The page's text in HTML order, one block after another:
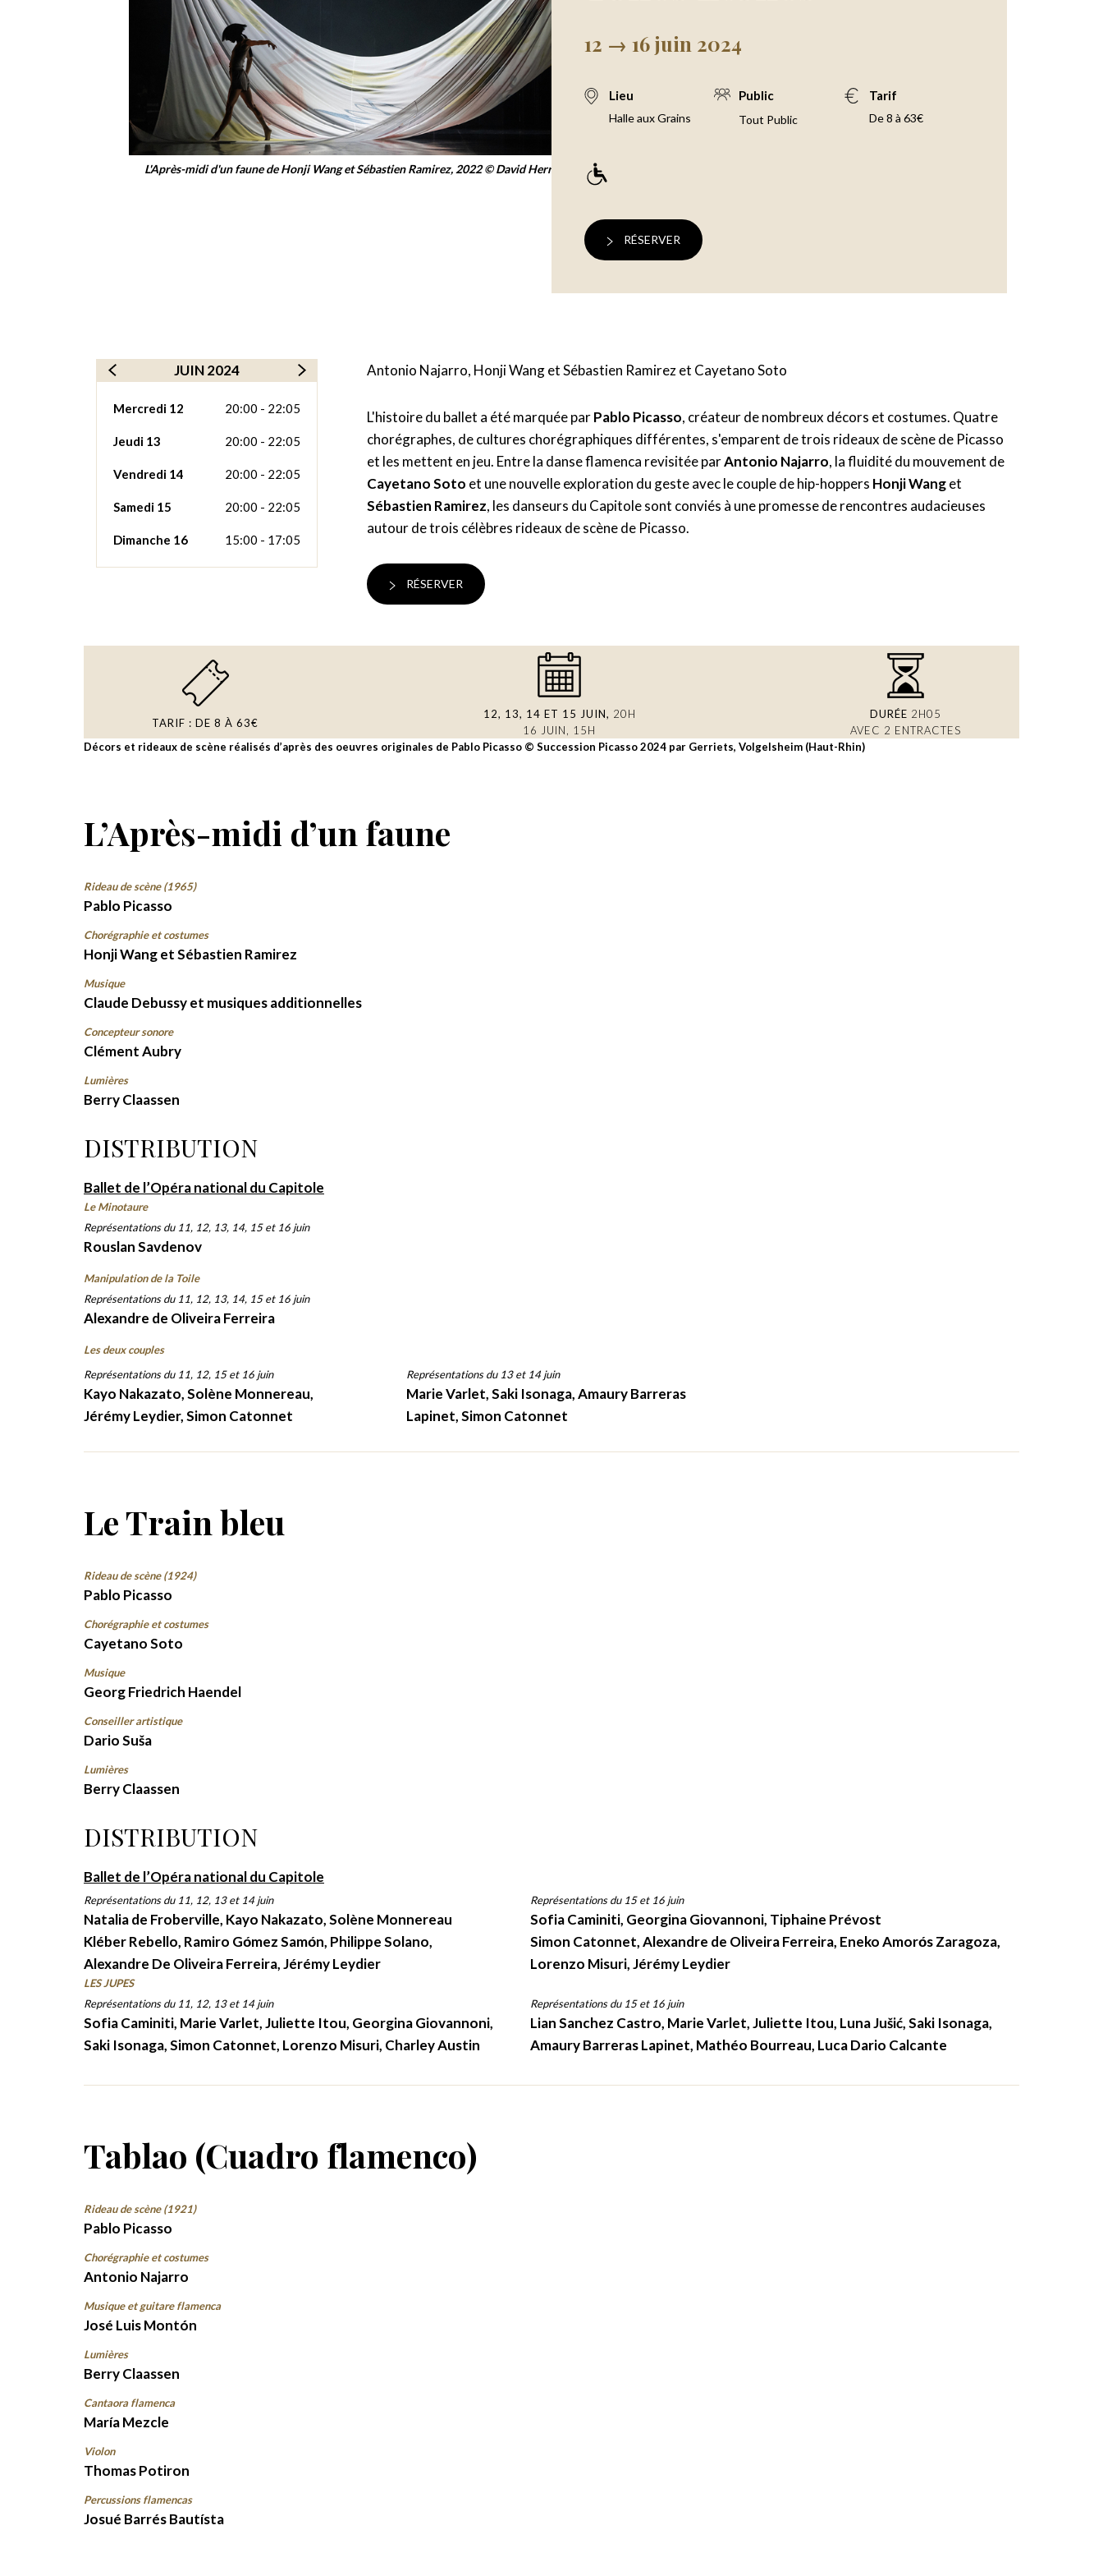
L'Après-midi d'un faune de Honji Wang et Sébastien Ramirez, 2022 © David Herrero
12 → 16 juin 2024
Lieu
Halle aux Grains
Public
Tout Public
Tarif
De 8 à 63€
RÉSERVER
JUIN 2024
Mercredi 12 20:00 - 22:05
Jeudi 13 20:00 - 22:05
Vendredi 14 20:00 - 22:05
Samedi 15 20:00 - 22:05
Dimanche 16 15:00 - 17:05
Antonio Najarro, Honji Wang et Sébastien Ramirez et Cayetano Soto
L'histoire du ballet a été marquée parPablo Picasso, créateur de nombreux décors et costumes. Quatre
chorégraphes, de cultures chorégraphiques différentes, s'emparent de trois rideaux de scène de Picasso
et les mettent en jeu. Entre la danse flamenca revisitée parAntonio Najarro, la fluidité du mouvement de
Cayetano Soto et une nouvelle exploration du geste avec le couple de hip-hoppers Honji Wanget
Sébastien Ramirez, les danseurs du Capitole sont conviés à une promesse de rencontres audacieuses
autour de trois célèbres rideaux de scène de Picasso.
RÉSERVER
TARIF : DE 8 À 63€
12, 13, 14 ET 15 JUIN, 20H
16 JUIN, 15H
DURÉE 2H05
AVEC 2 ENTRACTES
Décors et rideaux de scène réalisés d’après des oeuvres originales de Pablo Picasso © Succession Picasso 2024 par Gerriets, Volgelsheim (Haut-Rhin)
L’Après-midi d’un faune
Rideau de scène (1965)
Pablo Picasso
Chorégraphie et costumes
Honji Wang et Sébastien Ramirez
Musique
Claude Debussy et musiques additionnelles
Concepteur sonore
Clément Aubry
Lumières
Berry Claassen
DISTRIBUTION
Ballet de l’Opéra national du Capitole
Le Minotaure
Représentations du 11, 12, 13, 14, 15 et 16 juin
Rouslan Savdenov
Manipulation de la Toile
Représentations du 11, 12, 13, 14, 15 et 16 juin
Alexandre de Oliveira Ferreira
Les deux couples
Représentations du 11, 12, 15 et 16 juin
Kayo Nakazato, Solène Monnereau,
Jérémy Leydier, Simon Catonnet
Représentations du 13 et 14 juin
Marie Varlet, Saki Isonaga, Amaury Barreras
Lapinet, Simon Catonnet
Le Train bleu
Rideau de scène (1924)
Pablo Picasso
Chorégraphie et costumes
Cayetano Soto
Musique
Georg Friedrich Haendel
Conseiller artistique
Dario Suša
Lumières
Berry Claassen
DISTRIBUTION
Ballet de l’Opéra national du Capitole
Représentations du 11, 12, 13 et 14 juin
Natalia de Froberville, Kayo Nakazato, Solène Monnereau
Kléber Rebello, Ramiro Gо́mez Samо́n, Philippe Solano,
Alexandre De Oliveira Ferreira, Jérémy Leydier
Représentations du 15 et 16 juin
Sofia Caminiti, Georgina Giovannoni, Tiphaine Prévost
Simon Catonnet, Alexandre de Oliveira Ferreira, Eneko Amorо́s Zaragoza,
Lorenzo Misuri, Jérémy Leydier
LES JUPES
Représentations du 11, 12, 13 et 14 juin
Sofia Caminiti, Marie Varlet, Juliette Itou, Georgina Giovannoni,
Saki Isonaga, Simon Catonnet, Lorenzo Misuri, Charley Austin
Représentations du 15 et 16 juin
Lian Sanchez Castro, Marie Varlet, Juliette Itou, Luna Jušić, Saki Isonaga,
Amaury Barreras Lapinet, Mathéo Bourreau, Luca Dario Calcante
Tablao (Cuadro flamenco)
Rideau de scène (1921)
Pablo Picasso
Chorégraphie et costumes
Antonio Najarro
Musique et guitare flamenca
José Luis Montón
Lumières
Berry Claassen
Cantaora flamenca
María Mezcle
Violon
Thomas Potiron
Percussions flamencas
Josué Barrés Bautísta